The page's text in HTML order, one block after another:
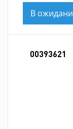
В
00393621